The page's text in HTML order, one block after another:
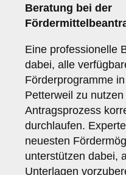
Beratung bei der
Eine professionelle
dabei, alle
Förderprogramme
Petterweil zu
Antragsprozess
durchlaufen.
neuesten
unterstützen dabei,
Unterlagen